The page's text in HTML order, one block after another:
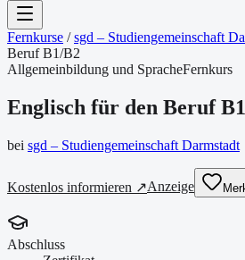
Fernkurse / sgd – Studiengemeinschaft
Beruf B1/B2
Allgemeinbildung und SpracheFernkurs
Englisch für den Beruf
bei sgd – Studiengemeinschaft Darmstadt
Kostenlos informieren ↗Anzeige
Abschluss